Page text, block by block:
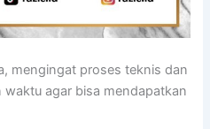
mengingat proses teknis dan
agar bisa mendapatkan